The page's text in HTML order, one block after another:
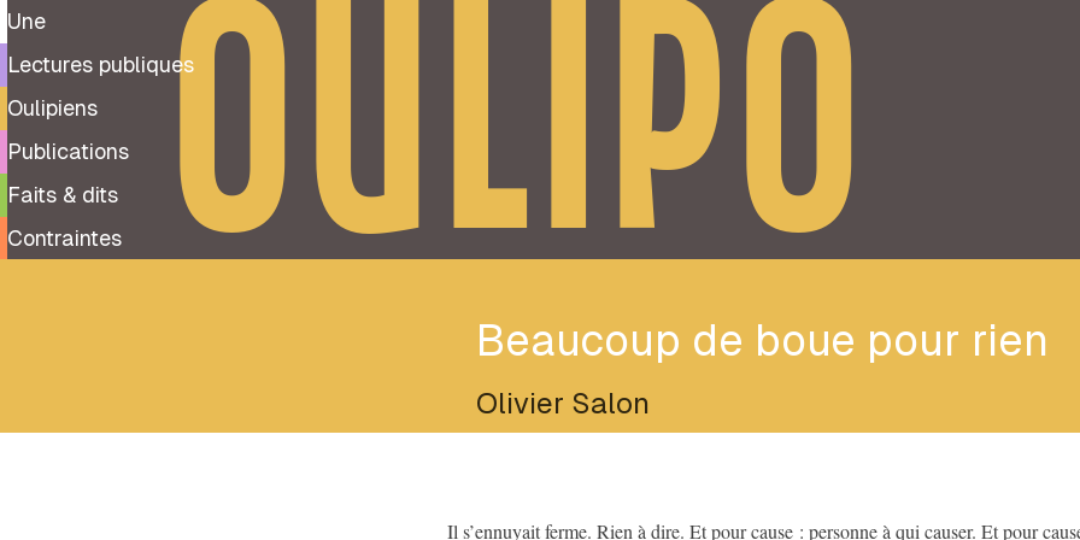
Une
Lectures publiques
Oulipiens
Publications
Faits & dits
Contraintes
OULIPO
Beaucoup de boue pour rien
Olivier Salon
Il s’ennuyait ferme. Rien à dire. Et pour cause : personne à qui causer. Et pour